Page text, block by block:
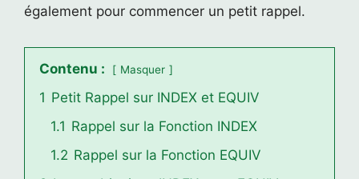
également pour commencer un petit rappel.
Contenu : Masquer
1 Petit Rappel sur INDEX et EQUIV
1.1 Rappel sur la Fonction INDEX
1.2 Rappel sur la Fonction EQUIV